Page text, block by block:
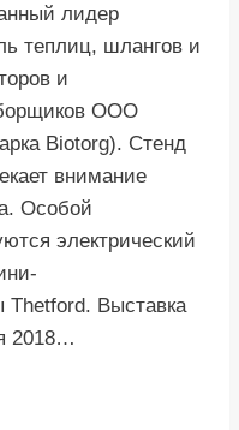
лидер
теплиц, шлангов и
и
ООО
Biotorg). Стенд
внимание
Особой
электрический
Thetford. Выставка
2018…